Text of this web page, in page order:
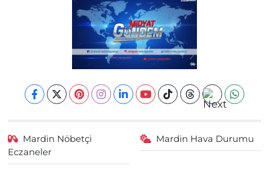
Mardin Nöbetçi
Eczaneler
Mardin Hava Durumu